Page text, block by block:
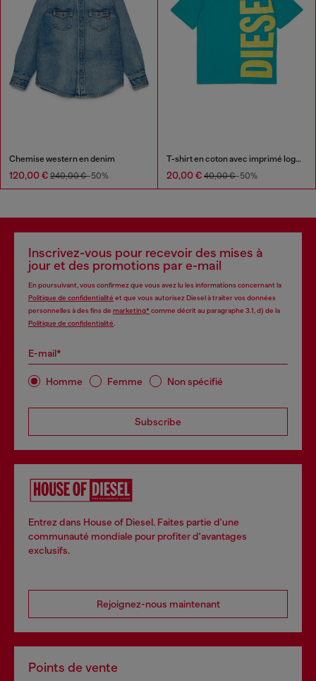
Chemise western en denim
120,00 € 240,00 €-50%
T-shirt en coton avec imprimé logo maxi
20,00 € 40,00 €-50%
Inscrivez-vous pour recevoir des mises à
jour et des promotions par e-mail
En poursuivant, vous confirmez que vous avez lu les informations concernant la
Politique de confidentialité et que vous autorisez Diesel à traiter vos données
personnelles à des fins de marketing*comme décrit au paragraphe 3.1, d) de la
Politique de confidentialité
E-mail*
Homme Femme Non spécifié
Subscribe
Entrez dans House of Diesel. Faites partie d'une
communauté mondiale pour profiter d'avantages
exclusifs.
Rejoignez-nous maintenant
Points de vente